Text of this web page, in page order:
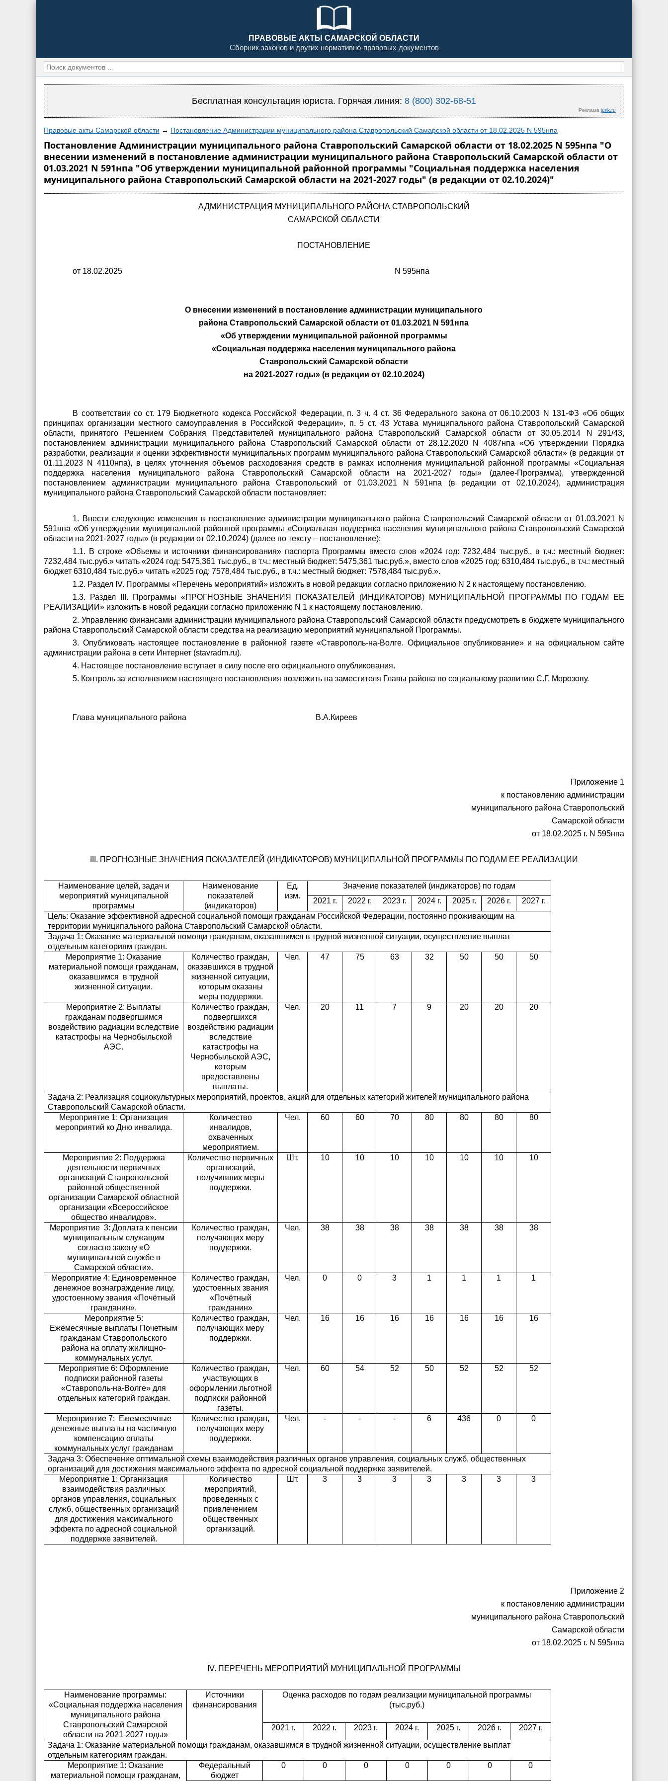
ПРАВОВЫЕ АКТЫ САМАРСКОЙ ОБЛАСТИ
Сборник законов и других нормативно-правовых документов
Бесплатная консультация юриста. Горячая линия: 8 (800) 302-68-51
Реклама jurik.ru
Правовые акты Самарской области → Постановление Администрации муниципального района Ставропольский Самарской области от 18.02.2025 N 595нпа
Постановление Администрации муниципального района Ставропольский Самарской области от 18.02.2025 N 595нпа "О
внесении изменений в постановление администрации муниципального района Ставропольский Самарской области от
01.03.2021 N 591нпа "Об утверждении муниципальной районной программы "Социальная поддержка населения
муниципального района Ставропольский Самарской области на 2021-2027 годы" (в редакции от 02.10.2024)"
АДМИНИСТРАЦИЯ МУНИЦИПАЛЬНОГО РАЙОНА СТАВРОПОЛЬСКИЙ
САМАРСКОЙ ОБЛАСТИ
ПОСТАНОВЛЕНИЕ
от 18.02.2025 N 595нпа
О внесении изменений в постановление администрации муниципального
района Ставропольский Самарской области от 01.03.2021 N 591нпа
«Об утверждении муниципальной районной программы
«Социальная поддержка населения муниципального района
Ставропольский Самарской области
на 2021-2027 годы» (в редакции от 02.10.2024)
В соответствии со ст. 179 Бюджетного кодекса Российской Федерации, п. 3 ч. 4 ст. 36 Федерального закона от 06.10.2003 N 131-ФЗ «Об общих
принципах организации местного самоуправления в Российской Федерации», п. 5 ст. 43 Устава муниципального района Ставропольский Самарской
области, принятого Решением Собрания Представителей муниципального района Ставропольский Самарской области от 30.05.2014 N 291/43,
постановлением администрации муниципального района Ставропольский Самарской области от 28.12.2020 N 4087нпа «Об утверждении Порядка
разработки, реализации и оценки эффективности муниципальных программ муниципального района Ставропольский Самарской области» (в редакции от
01.11.2023 N 4110нпа), в целях уточнения объемов расходования средств в рамках исполнения муниципальной районной программы «Социальная
поддержка населения муниципального района Ставропольский Самарской области на 2021-2027 годы» (далее-Программа), утвержденной
постановлением администрации муниципального района Ставропольский от 01.03.2021 N 591нпа (в редакции от 02.10.2024), администрация
муниципального района Ставропольский Самарской области постановляет:
1. Внести следующие изменения в постановление администрации муниципального района Ставропольский Самарской области от 01.03.2021 N
591нпа «Об утверждении муниципальной районной программы «Социальная поддержка населения муниципального района Ставропольский Самарской
области на 2021-2027 годы» (в редакции от 02.10.2024) (далее по тексту – постановление):
1.1. В строке «Объемы и источники финансирования» паспорта Программы вместо слов «2024 год: 7232,484 тыс.руб., в т.ч.: местный бюджет:
7232,484 тыс.руб.» читать «2024 год: 5475,361 тыс.руб., в т.ч.: местный бюджет: 5475,361 тыс.руб.», вместо слов «2025 год: 6310,484 тыс.руб., в т.ч.: местный
бюджет 6310,484 тыс.руб.» читать «2025 год: 7578,484 тыс.руб., в т.ч.: местный бюджет: 7578,484 тыс.руб.».
1.2. Раздел IV. Программы «Перечень мероприятий» изложить в новой редакции согласно приложению N 2 к настоящему постановлению.
1.3. Раздел III. Программы «ПРОГНОЗНЫЕ ЗНАЧЕНИЯ ПОКАЗАТЕЛЕЙ (ИНДИКАТОРОВ) МУНИЦИПАЛЬНОЙ ПРОГРАММЫ ПО ГОДАМ ЕЕ
РЕАЛИЗАЦИИ» изложить в новой редакции согласно приложению N 1 к настоящему постановлению.
2. Управлению финансами администрации муниципального района Ставропольский Самарской области предусмотреть в бюджете муниципального
района Ставропольский Самарской области средства на реализацию мероприятий муниципальной Программы.
3. Опубликовать настоящее постановление в районной газете «Ставрополь-на-Волге. Официальное опубликование» и на официальном сайте
администрации района в сети Интернет (stavradm.ru).
4. Настоящее постановление вступает в силу после его официального опубликования.
5. Контроль за исполнением настоящего постановления возложить на заместителя Главы района по социальному развитию С.Г. Морозову.
Глава муниципального района В.А.Киреев
Приложение 1
к постановлению администрации
муниципального района Ставропольский
Самарской области
от 18.02.2025 г. N 595нпа
. ПРОГНОЗНЫЕ ЗНАЧЕНИЯ ПОКАЗАТЕЛЕЙ (ИНДИКАТОРОВ) МУНИЦИПАЛЬНОЙ ПРОГРАММЫ ПО ГОДАМ ЕЕ РЕАЛИЗАЦИИ
Наименование целей, задач и
мероприятий муниципальной
программы
Наименование
показателей
(индикаторов)
Ед.
изм.
Значение показателей (индикаторов) по годам
2021 г.
2022 г. 2023 г. 2024 г. 2025 г. 2026 г.
2027 г.
Цель: Оказание эффективной адресной социальной помощи гражданам Российской Федерации, постоянно проживающим на
территории муниципального района Ставропольский Самарской области.
Задача 1: Оказание материальной помощи гражданам, оказавшимся в трудной жизненной ситуации, осуществление выплат
отдельным категориям граждан.
Мероприятие 1: Оказание
материальной помощи гражданам,
оказавшимся в трудной
жизненной ситуации.
Количество граждан,
оказавшихся в трудной
жизненной ситуации,
которым оказаны
меры поддержки.
Чел. 47 75 63 32 50 50 50
Мероприятие 2: Выплаты
гражданам подвергшимся
воздействию радиации вследствие
катастрофы на Чернобыльской
АЭС.
Количество граждан,
подвергшихся
воздействию радиации
вследствие
катастрофы на
Чернобыльской АЭС,
которым
предоставлены
выплаты.
Чел. 20 11 7 9 20 20 20
Задача 2: Реализация социокультурных мероприятий, проектов, акций для отдельных категорий жителей муниципального района
Ставропольский Самарской области.
Мероприятие 1: Организация
мероприятий ко Дню инвалида.
Количество
инвалидов,
охваченных
мероприятием.
Чел. 60 60 70 80 80 80 80
Мероприятие 2: Поддержка
деятельности первичных
организаций Ставропольской
районной общественной
организации Самарской областной
организации «Всероссийское
общество инвалидов».
Количество первичных
организаций,
получивших меры
поддержки.
Шт. 10 10 10 10 10 10 10
Мероприятие 3: Доплата к пенсии
муниципальным служащим
согласно закону «О
муниципальной службе в
Самарской области».
Количество граждан,
получающих меру
поддержки.
Чел. 38 38 38 38 38 38 38
Мероприятие 4: Единовременное
денежное вознаграждение лицу,
удостоенному звания «Почётный
гражданин».
Количество граждан,
удостоенных звания
«Почётный
гражданин»
Чел. 0 0 3 1 1 1 1
Мероприятие 5:
Ежемесячные выплаты Почетным
гражданам Ставропольского
района на оплату жилищно-
коммунальных услуг.
Количество граждан,
получающих меру
поддержки.
Чел. 16 16 16 16 16 16 16
Мероприятие 6: Оформление
подписки районной газеты
«Ставрополь-на-Волге» для
отдельных категорий граждан.
Количество граждан,
участвующих в
оформлении льготной
подписки районной
газеты.
Чел. 60 54 52 50 52 52 52
Мероприятие 7:
Ежемесячные
денежные выплаты на частичную
компенсацию оплаты
коммунальных услуг гражданам
Количество граждан,
получающих меру
поддержки.
Чел. - - - 6 436 0 0
Задача 3: Обеспечение оптимальной схемы взаимодействия различных органов управления, социальных служб, общественных
организаций для достижения максимального эффекта по адресной социальной поддержке заявителей.
Мероприятие 1: Организация
взаимодействия различных
органов управления, социальных
служб, общественных организаций
для достижения максимального
эффекта по адресной социальной
поддержке заявителей.
Количество
мероприятий,
проведенных с
привлечением
общественных
организаций.
Шт. 3 3 3 3 3 3 3
Приложение 2
к постановлению администрации
муниципального района Ставропольский
Самарской области
от 18.02.2025 г. N 595нпа
IV. ПЕРЕЧЕНЬ МЕРОПРИЯТИЙ МУНИЦИПАЛЬНОЙ ПРОГРАММЫ
Наименование программы:
«Социальная поддержка населения
муниципального района
Ставропольский Самарской
области на 2021-2027 годы»
Источники
финансирования
Оценка расходов по годам реализации муниципальной программы
(тыс.руб.)
2021 г. 2022 г. 2023 г. 2024 г. 2025 г. 2026 г. 2027 г.
Задача 1: Оказание материальной помощи гражданам, оказавшимся в трудной жизненной ситуации, осуществление выплат
отдельным категориям граждан.
Мероприятие 1: Оказание
материальной помощи гражданам,
Федеральный
бюджет
0 0 0 0 0 0 0